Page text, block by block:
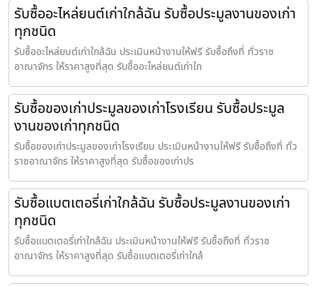
รับซื้ออะไหล่ยนต์เก่าใกล้ฉัน รับซื้อประมูลงานของเก่า
ทุกชนิด
รับซื้ออะไหล่ยนต์เก่าใกล้ฉัน ประเมินหน้างานให้ฟรี รับซื้อถึงที่ ทั่วราช
อาณาจักร ให้ราคาสูงที่สุด รับซื้ออะไหล่ยนต์เก่าใก
รับซื้อของเก่าประมูลของเก่าโรงเรียน รับซื้อประมูล
งานของเก่าทุกชนิด
รับซื้อของเก่าประมูลของเก่าโรงเรียน ประเมินหน้างานให้ฟรี รับซื้อถึงที่ ทั่ว
ราชอาณาจักร ให้ราคาสูงที่สุด รับซื้อของเก่าปร
รับซื้อแบตเตอรี่เก่าใกล้ฉัน รับซื้อประมูลงานของเก่า
ทุกชนิด
รับซื้อแบตเตอรี่เก่าใกล้ฉัน ประเมินหน้างานให้ฟรี รับซื้อถึงที่ ทั่วราช
อาณาจักร ให้ราคาสูงที่สุด รับซื้อแบตเตอรี่เก่าใกล้